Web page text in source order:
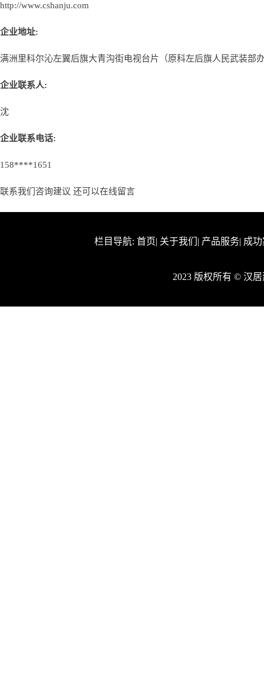
http://www.cshanju.com
企业地址:
满洲里科尔沁左翼后旗大青沟街电视台片（原科左后旗人民武装部
企业联系人:
沈
企业联系电话:
158****1651
联系我们咨询建议 还可以在线留言
栏目导航: 首页| 关于我们 | 产品服务| 成
2023 版权所有 © 汉